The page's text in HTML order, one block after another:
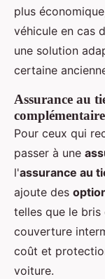
plus
véhicule en cas
une solution
certaine
Assurance au
complémentaire
Pour ceux qui
passer à une
l'assurance au
ajoute des
telles que le
couverture
coût et
voiture.